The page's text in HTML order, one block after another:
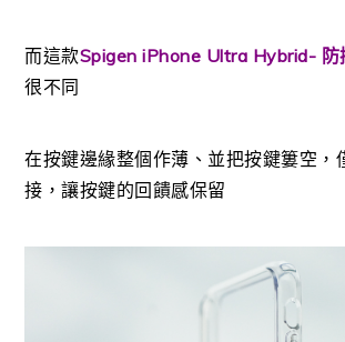
而這款Spigen iPhone Ultra Hybrid- 防
很不同
在按鍵邊緣整個作薄、並把按鍵簍空，
接，讓按鍵的回饋感保留